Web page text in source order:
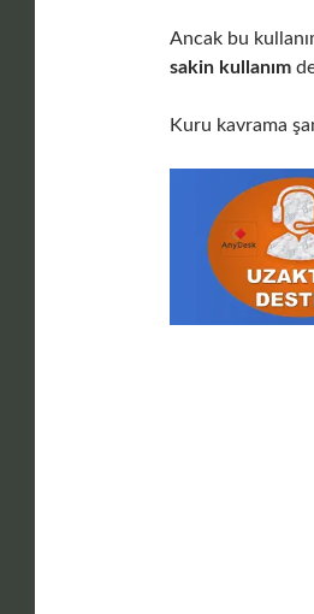
Ancak bu
sakin kullanım
Kuru kavrama